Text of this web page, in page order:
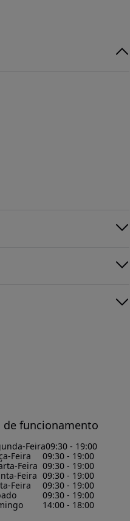
de funcionamento
Feira09:30 - 19:00
Feira
09:30 - 19:00
Feira 09:30 - 19:00
Feira 09:30 - 19:00
Feira
09:30 - 19:00
09:30 - 19:00
14:00 - 18:00